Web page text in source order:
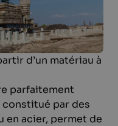
d’un matériau à
parfaitement
par des
en acier, permet de